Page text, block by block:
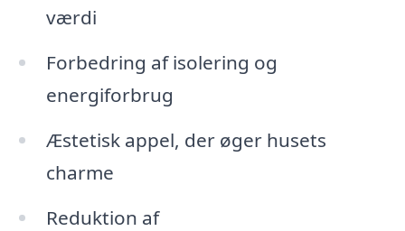
værdi
Forbedring af isolering og
energiforbrug
Æstetisk appel, der øger husets
charme
Reduktion af